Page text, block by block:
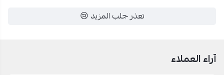
تعذر جلب المزيد 😢
آراء العملاء